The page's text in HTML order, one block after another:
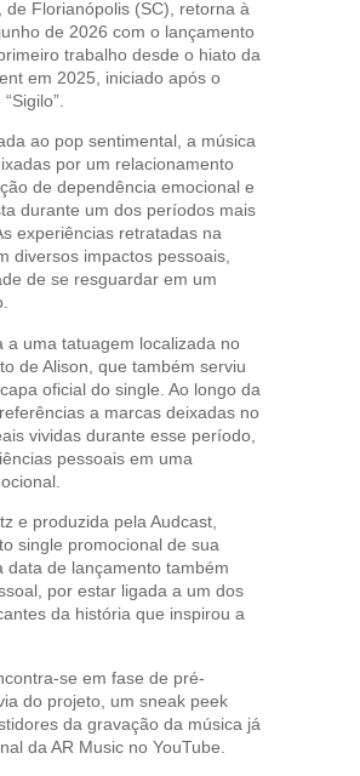
de Florianópolis (SC), retorna à
de 2026 com o lançamento
trabalho desde o hiato da
em 2025, iniciado após o
ao pop sentimental, a música
por um relacionamento
de dependência emocional e
durante um dos períodos mais
experiências retratadas na
diversos impactos pessoais,
de se resguardar em um
a uma tatuagem localizada no
de Alison, que também serviu
oficial do single. Ao longo da
a marcas deixadas no
vividas durante esse período,
pessoais em uma
e produzida pela Audcast,
single promocional de sua
data de lançamento também
por estar ligada a um dos
da história que inspirou a
se em fase de pré-
do projeto, um sneak peek
da gravação da música já
da AR Music no YouTube.